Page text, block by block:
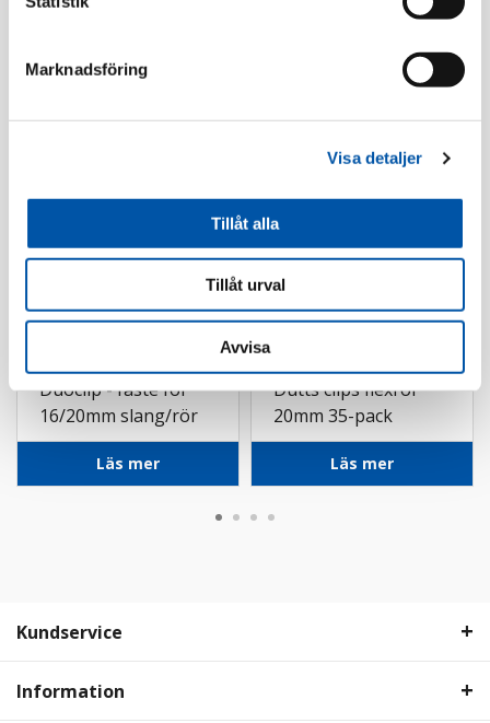
Marknadsföring
Visa detaljer
Tillåt alla
Tillåt urval
Avvisa
Duoclip - fäste för
16/20mm slang/rör
20-pack
Läs mer
Dutts clips flexrör
20mm 35-pack
Läs mer
Kundservice
Information